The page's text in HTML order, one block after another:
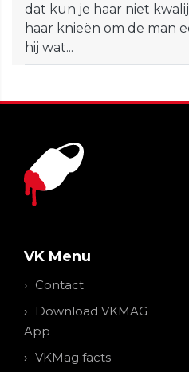
dat kun je haar niet
haar knieën om de man
hij wat...
VK Menu
Contact
Download VKMAG
App
VKMag facts